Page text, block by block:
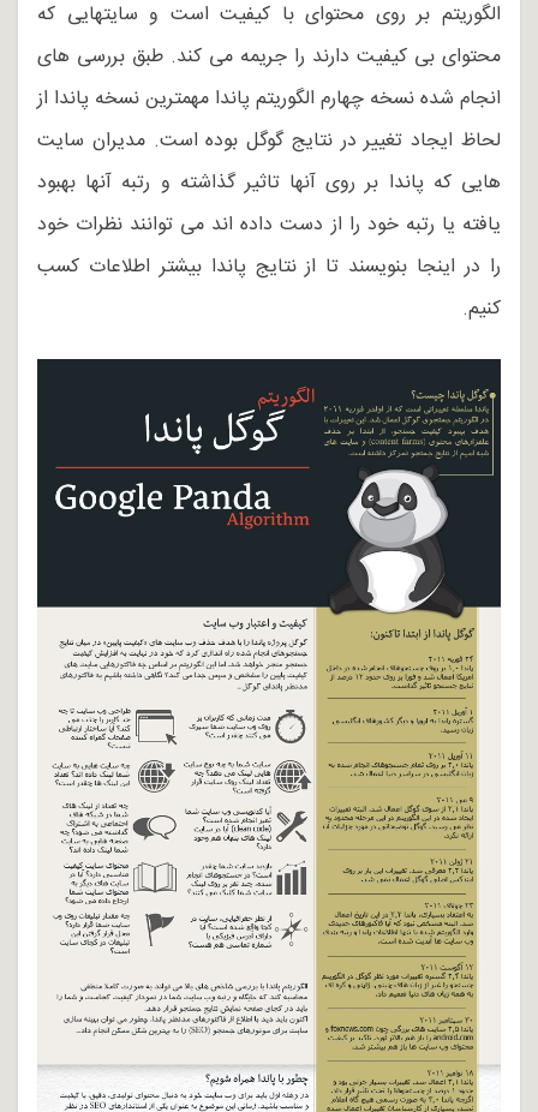
الگوریتم بر روی محتوای با کیفیت است و سایتهایی که
محتوای بی کیفیت دارند را جریمه می کند. طبق بررسی های
انجام شده نسخه چهارم الگوریتم پاندا مهمترین نسخه پاندا از
لحاظ ایجاد تغییر در نتایج گوگل بوده است. مدیران سایت
هایی که پاندا بر روی آنها تاثیر گذاشته و رتبه آنها بهبود
یافته یا رتبه خود را از دست داده اند می توانند نظرات خود
را در اینجا بنویسند تا از نتایج پاندا بیشتر اطلاعات کسب
کنیم.